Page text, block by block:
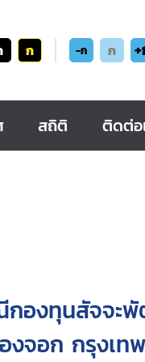
ก -ก ก
สถิติ ติดต่อ
องทุนสัจจะ
งจอก กรุงเท